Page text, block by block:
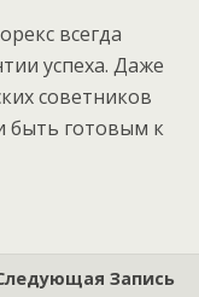
всегда
успеха. Даже
советников
быть готовым к
Запись